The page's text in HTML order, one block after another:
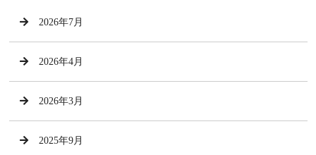
2026年7月
2026年4月
2026年3月
2025年9月